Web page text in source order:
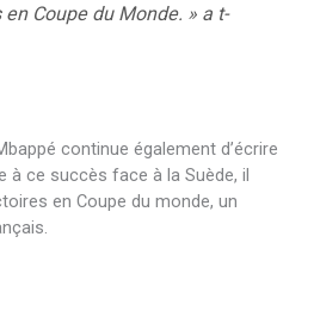
Coupe du Monde. » a t-
continue également d’écrire
à ce succès face à la Suède, il
en Coupe du monde, un